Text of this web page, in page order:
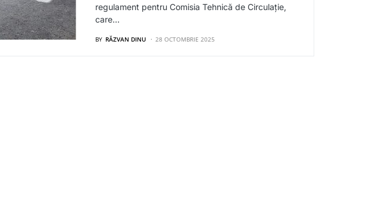
regulament pentru Comisia Tehnică de Circulație,
care…
BY RĂZVAN DINU 28 OCTOMBRIE 2025